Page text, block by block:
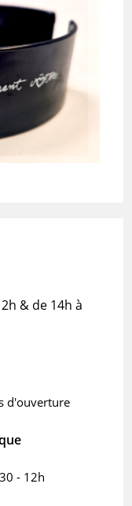
& de 14h à
d'ouverture
- 12h